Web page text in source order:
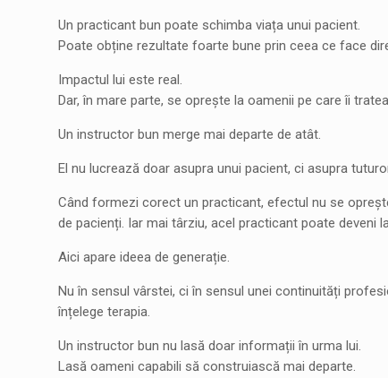
Un practicant bun poate schimba viața unui pacient.
Poate obține rezultate foarte bune prin ceea ce face
Impactul lui este real.
Dar, în mare parte, se oprește la oamenii pe care îi
Un instructor bun merge mai departe de atât.
El nu lucrează doar asupra unui pacient, ci asupra
Când formezi corect un practicant, efectul nu se
de pacienți. Iar mai târziu, acel practicant poate
Aici apare ideea de generație.
Nu în sensul vârstei, ci în sensul unei continuități
înțelege terapia.
Un instructor bun nu lasă doar informații în urma lui.
Lasă oameni capabili să construiască mai departe.